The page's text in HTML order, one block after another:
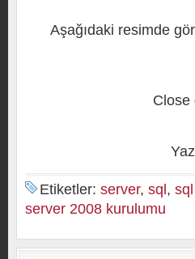
Aşağıdaki resimde
Close
Etiketler: server, sql ,
server 2008 kurulumu